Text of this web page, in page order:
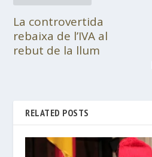
La controvertida
rebaixa de l’IVA al
rebut de la llum
RELATED POSTS